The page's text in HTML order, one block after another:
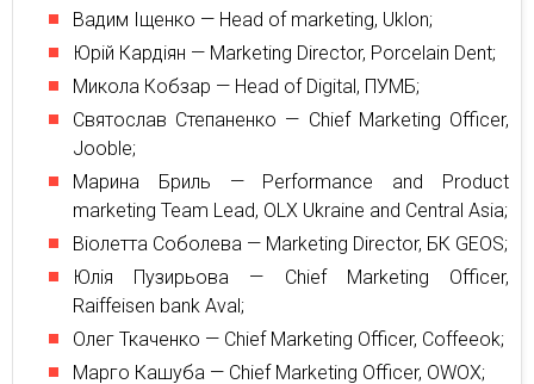
Вадим Iщенко — Head of marketing, Uklon;
Юрiй Кардiян — Marketing Director, Porcelain Dent;
Микола Кобзар — Head of Digital, ПУМБ;
Святослав Степаненко — Chief Marketing Officer,
Jooble;
Марина Бриль — Performance and Product
marketing Team Lead, OLX Ukraine and Central Asia;
Вiолетта Соболева — Marketing Director, БК GEOS;
Юлiя Пузирьова — Chief Marketing Officer,
Raiffeisen bank Aval;
Олег Ткаченко — Chief Marketing Officer, Coffeeok;
Марго Кашуба — Chief Marketing Officer, OWOX;